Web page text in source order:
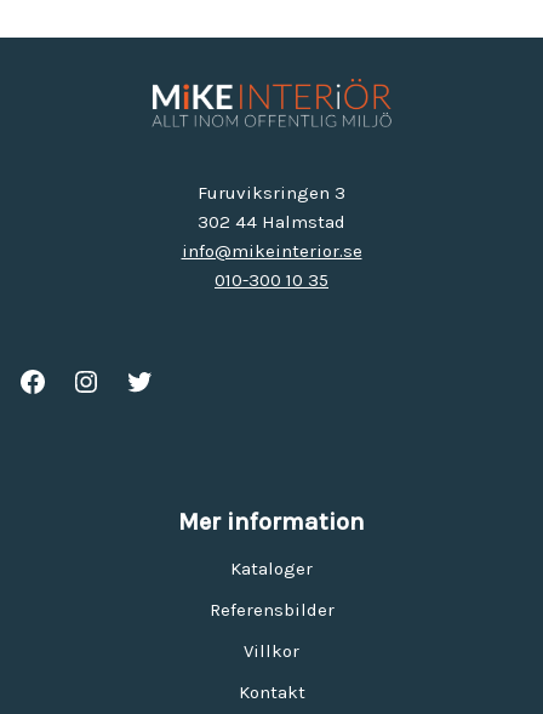
Furuviksringen 3
302 44 Halmstad
info@mikeinterior.se
010-300 10 35
Mer information
Kataloger
Referensbilder
Villkor
Kontakt